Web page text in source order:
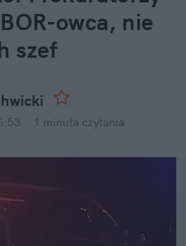
owca, nie
szef
1 minuta czytania